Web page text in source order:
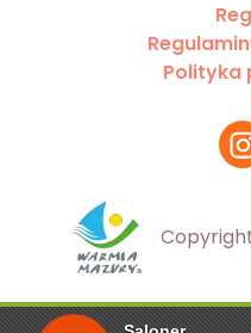
Polityka